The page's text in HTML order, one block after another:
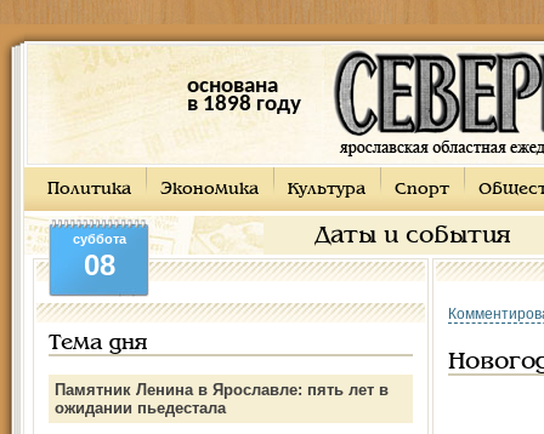
основана
в 1898 году
Политика Экономика Культура Спорт
Даты и события
суббота
08
Тема дня
Памятник Ленина в Ярославле: пять лет в
ожидании пьедестала